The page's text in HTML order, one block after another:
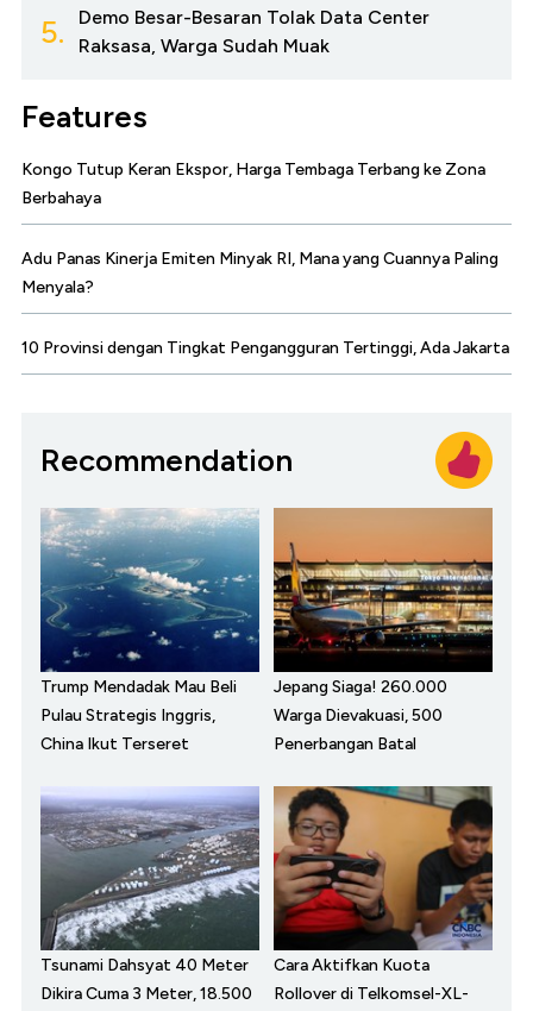
5.
Demo Besar-Besaran Tolak Data Center
Raksasa, Warga Sudah Muak
Features
Kongo Tutup Keran Ekspor, Harga Tembaga Terbang ke Zona
Berbahaya
Adu Panas Kinerja Emiten Minyak RI, Mana yang Cuannya Paling
Menyala?
10 Provinsi dengan Tingkat Pengangguran Tertinggi, Ada Jakarta
Recommendation
Trump Mendadak Mau Beli
Pulau Strategis Inggris,
China Ikut Terseret
Jepang Siaga! 260.000
Warga Dievakuasi, 500
Penerbangan Batal
Tsunami Dahsyat 40 Meter
Dikira Cuma 3 Meter, 18.500
Cara Aktifkan Kuota
Rollover di Telkomsel-XL-